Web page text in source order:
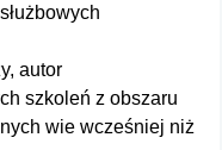
autor
szkoleń z obszaru
wie wcześniej niż